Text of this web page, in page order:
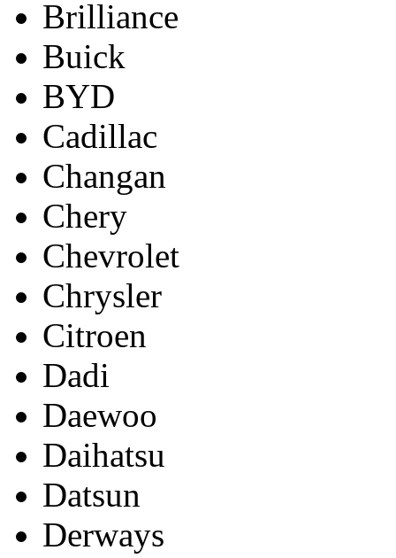
Brilliance
Buick
BYD
Cadillac
Changan
Chery
Chevrolet
Chrysler
Citroen
Dadi
Daewoo
Daihatsu
Datsun
Derways